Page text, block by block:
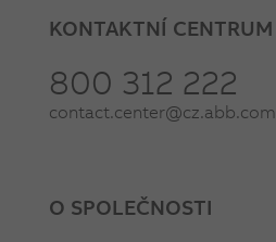
KONTAKTNÍ CENTRUM
800 312 222
contact.center@cz.abb.com
O SPOLEČNOSTI